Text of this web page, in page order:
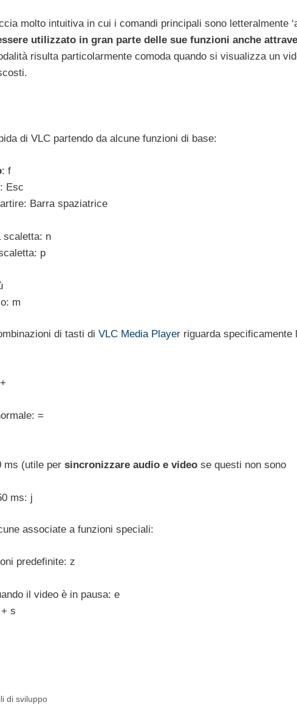
molto intuitiva in cui i comandi principali sono letteralmente
utilizzato in gran parte delle sue funzioni anche
risulta particolarmente comoda quando si visualizza un
di VLC partendo da alcune funzioni di base:
: f
Esc
Barra spaziatrice
scaletta: n
p
m
di tasti di VLC Media Player riguarda specificamente
=
ms (utile per sincronizzare audio e video se questi non sono
ms: j
associate a funzioni speciali:
predefinite: z
il video è in pausa: e
s
di sviluppo